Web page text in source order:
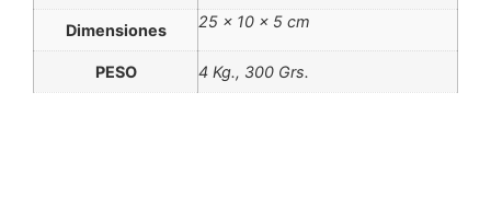
Dimensiones 25 × 10 × 5 cm
PESO 4 Kg., 300 Grs.